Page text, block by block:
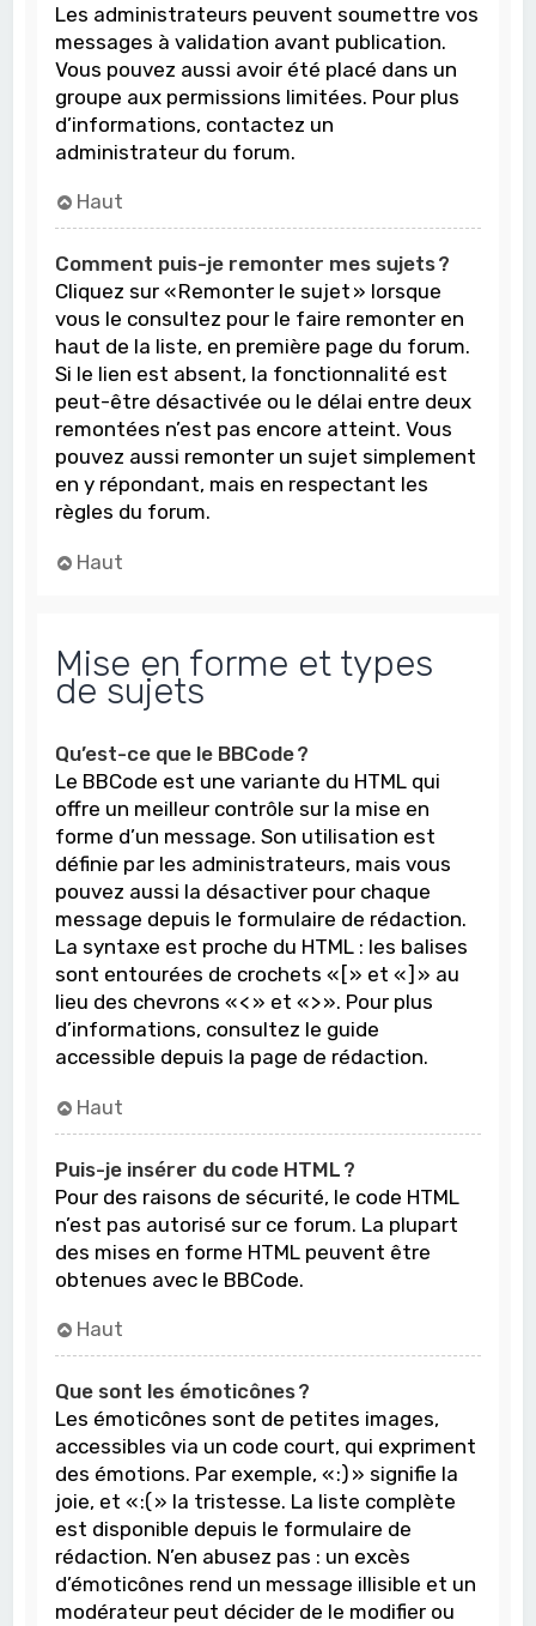
Les administrateurs peuvent soumettre vos
messages à validation avant publication.
Vous pouvez aussi avoir été placé dans un
groupe aux permissions limitées. Pour plus
d’informations, contactez un
administrateur du forum.
Haut
Comment puis-je remonter mes sujets ?
Cliquez sur « Remonter le sujet » lorsque
vous le consultez pour le faire remonter en
haut de la liste, en première page du forum.
Si le lien est absent, la fonctionnalité est
peut-être désactivée ou le délai entre deux
remontées n’est pas encore atteint. Vous
pouvez aussi remonter un sujet simplement
en y répondant, mais en respectant les
règles du forum.
Haut
Mise en forme et types
de sujets
Qu’est-ce que le BBCode ?
Le BBCode est une variante du HTML qui
offre un meilleur contrôle sur la mise en
forme d’un message. Son utilisation est
définie par les administrateurs, mais vous
pouvez aussi la désactiver pour chaque
message depuis le formulaire de rédaction.
La syntaxe est proche du HTML : les balises
sont entourées de crochets « [ » et « ] » au
lieu des chevrons « < » et « > ». Pour plus
d’informations, consultez le guide
accessible depuis la page de rédaction.
Haut
Puis-je insérer du code HTML ?
Pour des raisons de sécurité, le code HTML
n’est pas autorisé sur ce forum. La plupart
des mises en forme HTML peuvent être
obtenues avec le BBCode.
Haut
Que sont les émoticônes ?
Les émoticônes sont de petites images,
accessibles via un code court, qui expriment
des émotions. Par exemple, « :) » signifie la
joie, et « :( » la tristesse. La liste complète
est disponible depuis le formulaire de
rédaction. N’en abusez pas : un excès
d’émoticônes rend un message illisible et un
modérateur peut décider de le modifier ou